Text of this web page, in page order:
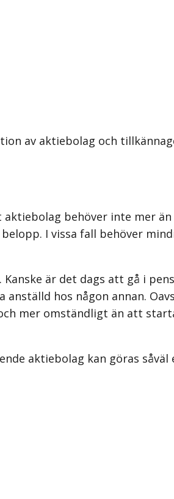
av aktiebolag och
behöver inte mer
I vissa fall behöver
är det dags att gå i
hos någon annan.
mer omständligt än att
aktiebolag kan göras